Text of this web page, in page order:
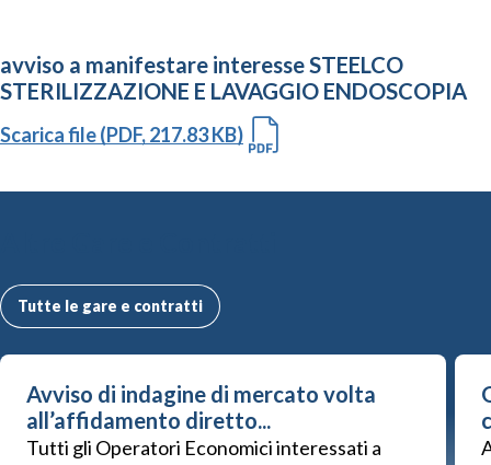
avviso a manifestare interesse STEELCO
STERILIZZAZIONE E LAVAGGIO ENDOSCOPIA
Scarica file (PDF, 217.83 KB)
Tutte le gare e contratti
Avviso di indagine di mercato volta
all’affidamento diretto...
Tutti gli Operatori Economici interessati a